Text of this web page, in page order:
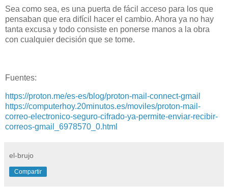
Sea como sea, es una puerta de fácil acceso para los que
pensaban que era difícil hacer el cambio. Ahora ya no hay
tanta excusa y todo consiste en ponerse manos a la obra
con cualquier decisión que se tome.
Fuentes:
https://proton.me/es-es/blog/proton-mail-connect-gmail
https://computerhoy.20minutos.es/moviles/proton-mail-
correo-electronico-seguro-cifrado-ya-permite-enviar-recibir-
correos-gmail_6978570_0.html
el-brujo
Compartir